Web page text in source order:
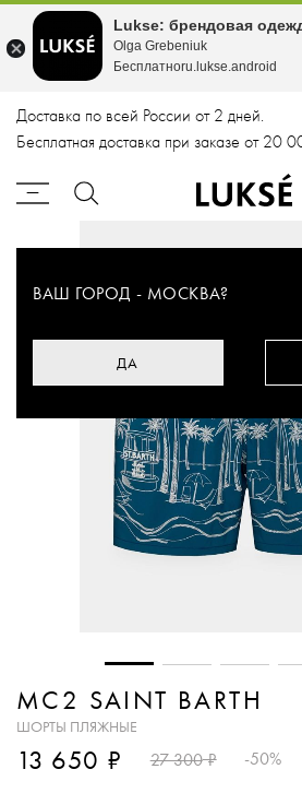
Доставка по всей России от 2 дней.
Бесплатная доставка при заказе от 20
ВАШ ГОРОД - МОСКВА?
ДА
MC2 SAINT BARTH
ШОРТЫ ПЛЯЖНЫЕ
13 650 ₽ 27 300₽ -50%
Lukse: брендовая
Olga Grebeniuk
Бесплатноru.lukse.android